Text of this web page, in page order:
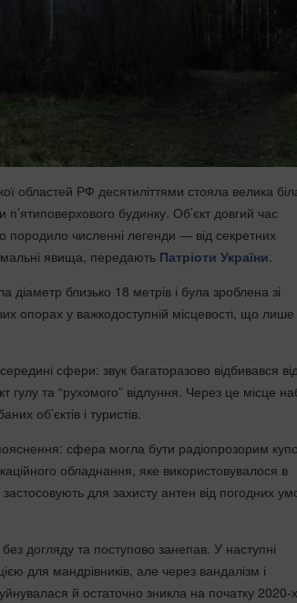
областей РФ десятиліттями стояла велика
будинку. Об’єкт довгий час
численні легенди — від секретних
явища, передають Патріоти України
діаметр близько 18 метрів і була зроблена зі
опорах у важкодоступній місцевості, що лише
сфери: звук багаторазово відбивався
гулу та “рухомого” відлуння. Через це місце
об’єктів і туристів.
сфера могла бути радіопрозорим
обладнання, яке використовувалося в
для захисту антен від погодних
догляду та поступово занепав. У наступні
для мандрівників, але через вандалізм і
й остаточно зникла на початку 2020-